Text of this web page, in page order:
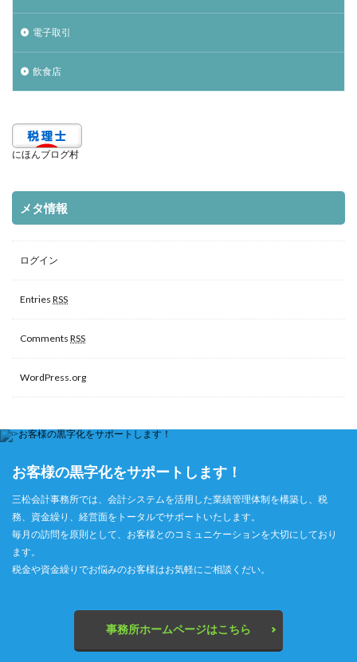
電子取引
飲食店
にほんブログ村
メタ情報
ログイン
Entries RSS
Comments RSS
WordPress.org
お客様の黒字化をサポートします！
三松会計事務所では、会計システムを活用した業績管理体制を構築し、税
務、資金繰り、経営面をトータルでサポートいたします。
毎月の訪問を原則として、お客様とのコミュニケーションを大切にしており
ます。
税金や資金繰りでお悩みのお客様はお気軽にご相談くだい。
事務所ホームページはこちら